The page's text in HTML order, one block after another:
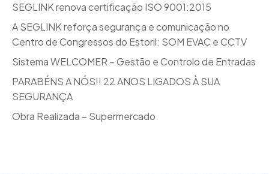
SEGLINK renova certificação ISO 9001:2015
A SEGLINK reforça segurança e comunicação no
Centro de Congressos do Estoril: SOM EVAC e CCTV
Sistema WELCOMER – Gestão e Controlo de Entradas
PARABÉNS A NÓS!! 22 ANOS LIGADOS À SUA
SEGURANÇA
Obra Realizada – Supermercado